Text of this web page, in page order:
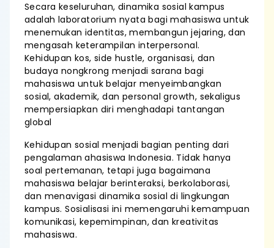
Secara keseluruhan, dinamika sosial kampus
adalah laboratorium nyata bagi mahasiswa untuk
menemukan identitas, membangun jejaring, dan
mengasah keterampilan interpersonal.
Kehidupan kos, side hustle, organisasi, dan
budaya nongkrong menjadi sarana bagi
mahasiswa untuk belajar menyeimbangkan
sosial, akademik, dan personal growth, sekaligus
mempersiapkan diri menghadapi tantangan
global
Kehidupan sosial menjadi bagian penting dari
pengalaman ahasiswa Indonesia. Tidak hanya
soal pertemanan, tetapi juga bagaimana
mahasiswa belajar berinteraksi, berkolaborasi,
dan menavigasi dinamika sosial di lingkungan
kampus. Sosialisasi ini memengaruhi kemampuan
komunikasi, kepemimpinan, dan kreativitas
mahasiswa.